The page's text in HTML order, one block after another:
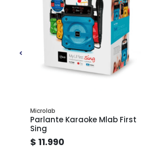
Microlab
Parlante Karaoke Mlab First
Sing
$ 11.990